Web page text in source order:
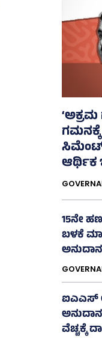
ಸಿಮೆಂಟ್
ಆರ್ಥಿಕ
15ನೇ
ಬಳಕೆ
ಐಎಎಸ್‌
ವೆಚ್ಚಕ್ಕೆ